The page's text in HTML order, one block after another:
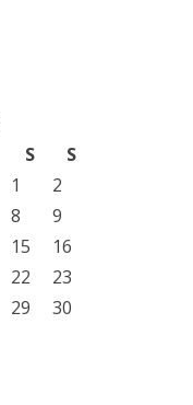
S
S
1
2
8
9
15
16
22
23
29
30